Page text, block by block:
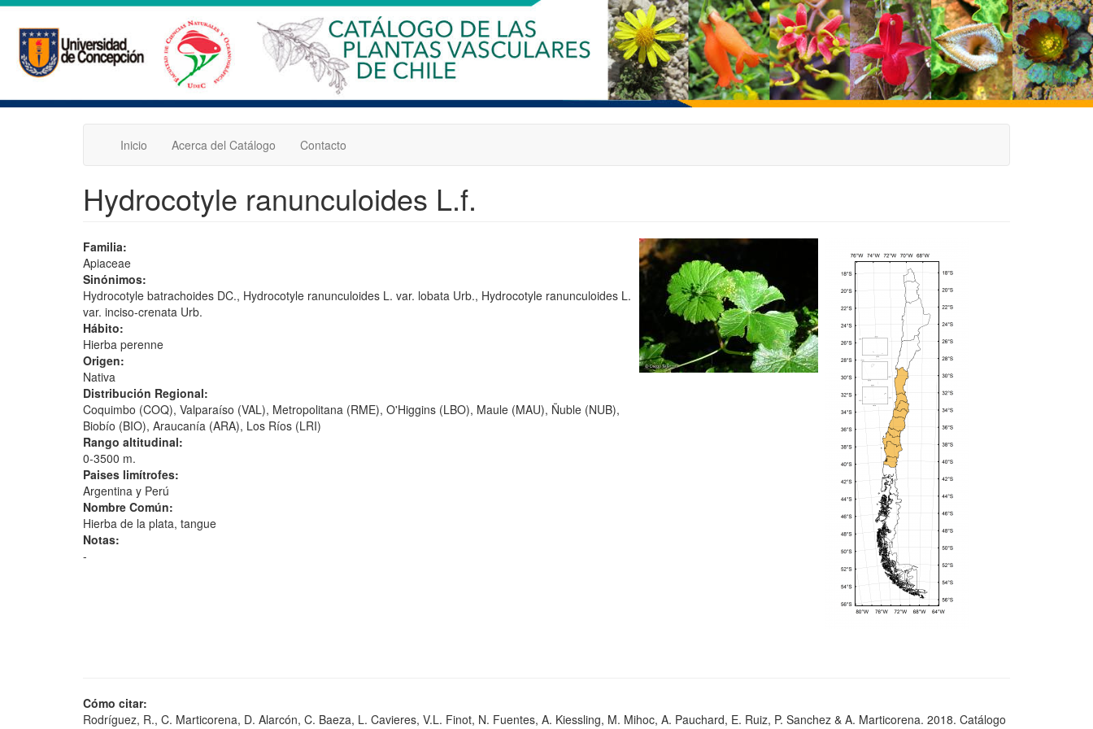
Pasar
contenido
principal
Inicio Acerca del Catálogo Contacto
Hydrocotyle ranunculoides L.f.
Familia:
Apiaceae
Sinónimos:
Hydrocotyle batrachoides DC., Hydrocotyle ranunculoides L. var. lobata Urb., Hydrocotyle ranunculoides L.
var. inciso-crenata Urb.
Hábito:
Hierba perenne
Origen:
Nativa
Distribución Regional:
Coquimbo (COQ), Valparaíso (VAL), Metropolitana (RME), O'Higgins (LBO), Maule (MAU), Ñuble (NUB),
Biobío (BIO), Araucanía (ARA), Los Ríos (LRI)
Rango altitudinal:
0-3500 m.
Paises limítrofes:
Argentina y Perú
Nombre Común:
Hierba de la plata, tangue
Notas:
-
Cómo citar:
Rodríguez, R., C. Marticorena, D. Alarcón, C. Baeza, L. Cavieres, V.L. Finot, N. Fuentes, A. Kiessling, M. Mihoc, A. Pauchard, E. Ruiz, P. Sanchez & A. Marticorena. 2018. Catálogo